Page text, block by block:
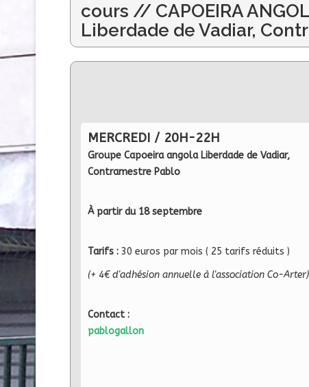
cours // CAPOEIRA
Liberdade de Vadiar,
MERCREDI / 20H-22H
Groupe Capoeira angola Liberdade de Vadiar,
Contramestre Pablo
À partir du 18 septembre
Tarifs : 30 euros par mois ( 25 tarifs réduits )
(+ 4€ d'adhésion annuelle à l'association Co-Arter)
Contact :
pablogallon